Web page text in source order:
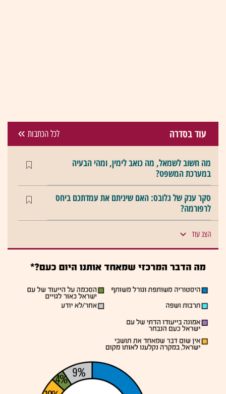
עוד בסדרה לכל הכתבות
מה חשוב לשמאל, מה כואב לימין, ומהי הבעיה
במערכת המשפט?
סקר ענק של גלובס: האם שיניתם את עמדתכם ביחס
לרפורמה?
הצג עוד